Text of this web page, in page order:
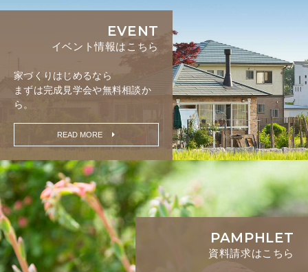
EVENT
イベント情報はこちら
家づくりはじめるなら
まずは完成見学会や無料相談か
ら。
READ MORE
PAMPHLET
資料請求はこちら